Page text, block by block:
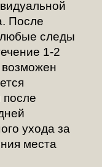
После
любые следы
1-2
ухода за
места